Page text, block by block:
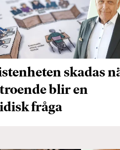
skadas
blir en
fråga